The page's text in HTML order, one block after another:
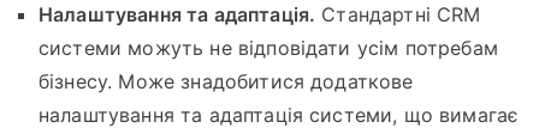
Налаштування та адаптація. Стандартні CRM
системи можуть не відповідати усім потребам
бізнесу. Може знадобитися додаткове
налаштування та адаптація системи, що вимагає